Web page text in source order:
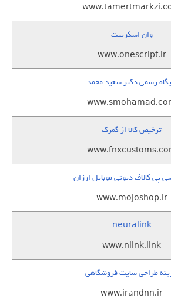
وان اسکریپت
www.onescript.ir
رسمی دکتر سعید محمد
ترخیص کالا از گمرک
پی کالاف دیوتی موبایل ارزان
www.mojoshop.ir
neuralink
www.nlink.link
طراحی سایت فروشگاهی
www.irandnn.ir